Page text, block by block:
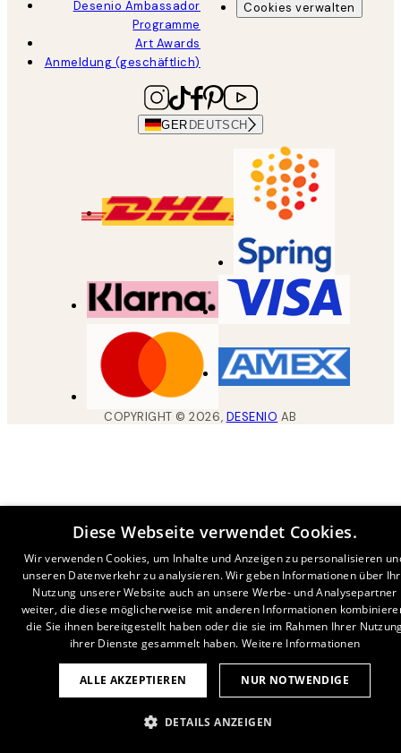
Desenio Ambassador
Programme
Art Awards
Anmeldung (geschäftlich)
Cookies verwalten
GER DEUTSCH
COPYRIGHT ©2026, DESENIO AB
Diese Webseite verwendet Cookies.
Wir verwenden Cookies, um Inhalte und Anzeigen zu personalisieren
unseren Datenverkehr zu analysieren. Wir geben Informationen über
Nutzung unserer Website auch an unsere Werbe- und Analysepartner
weiter, die diese möglicherweise mit anderen Informationen
die Sie ihnen bereitgestellt haben oder die sie im Rahmen Ihrer
ihrer Dienste gesammelt haben. Weitere Informationen
ALLE AKZEPTIEREN NUR NOTWENDIGE
DETAILS ANZEIGEN